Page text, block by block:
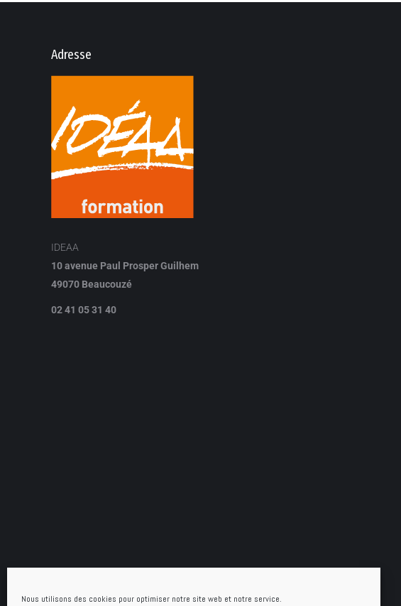
Nous utilisons des cookies pour optimiser notre site web et notre service.
Adresse
IDEAA
10 avenue Paul Prosper Guilhem
49070 Beaucouzé
02 41 05 31 40